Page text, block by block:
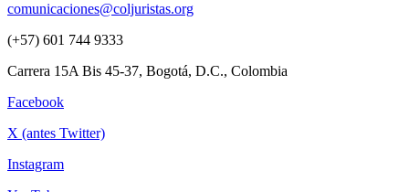
comunicaciones@coljuristas.org
(+57) 601 744 9333
Carrera 15A Bis 45-37, Bogotá, D.C., Colombia
Facebook
X (antes Twitter)
Instagram